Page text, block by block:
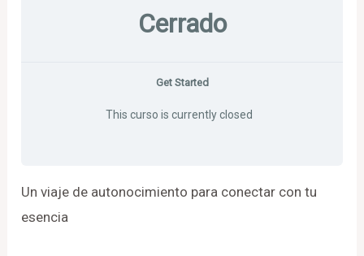
Cerrado
Get Started
This curso is currently closed
Un viaje de autonocimiento para conectar con tu
esencia